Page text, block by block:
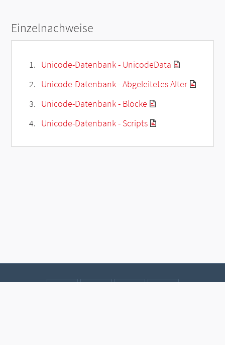
Einzelnachweise
Unicode-Datenbank - UnicodeData
Unicode-Datenbank - Abgeleitetes Alter
Unicode-Datenbank - Blöcke
Unicode-Datenbank - Scripts